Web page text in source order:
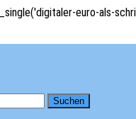
euro-als-